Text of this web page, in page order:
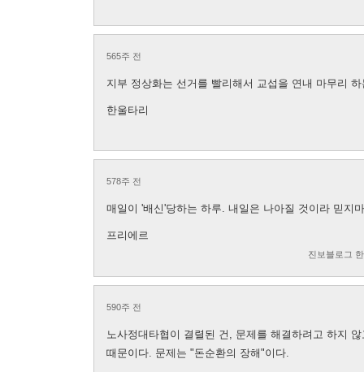
565주 전
지부 정상화는 선거를 빨리해서 교섭을 연내 마무리
한울타리
578주 전
매일이 '배신'당하는 하루. 내일은 나아질 것이라 믿지
프리에르
진보블로그
590주 전
노사정대타협이 결렬된 건, 문제를 해결하려고 하지
때문이다. 문제는 "돈순환의 장해"이다.